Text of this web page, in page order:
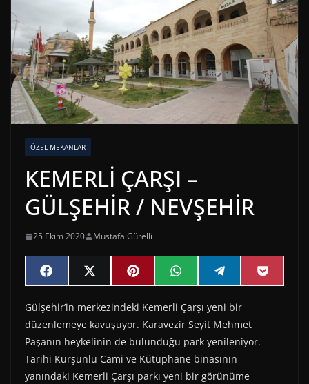
ÖZEL MEKANLAR
KEMERLİ ÇARŞI –
GÜLŞEHİR / NEVŞEHİR
25 Ekim 2020 Mustafa Gürelli
Share
on
F
a
e
b
o
o
k
Share
on
X
(
w
i
t
t
e
r
)
Share
on
P
i
t
e
r
e
s
t
Share
on
W
h
t
s
A
p
p
Share
on
e
e
g
r
a
m
Share
on
P
o
Gülşehir’in merkezindeki Kemerli Çarşı yeni bir
düzenlemeye kavuşuyor. Karavezir Seyit Mehmet
Paşanın heykelinin de bulunduğu park yenileniyor.
Tarihi Kurşunlu Cami ve Kütüphane binasının
yanındaki Kemerli Çarşı parkı yeni bir görünüme